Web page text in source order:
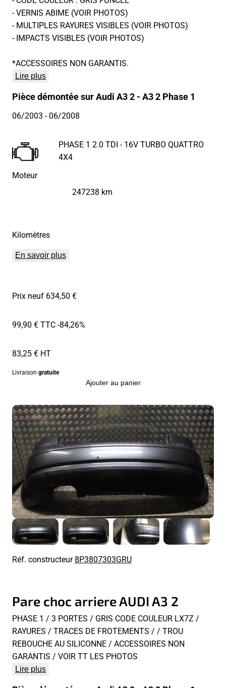
- VERNIS ABIME (VOIR PHOTOS)
- MULTIPLES RAYURES VISIBLES (VOIR PHOTOS)
- IMPACTS VISIBLES (VOIR PHOTOS)
*ACCESSOIRES NON GARANTIS.
Lire plus
Pièce démontée sur Audi A3 2 - A3 2 Phase 1
06/2003 - 06/2008
Moteur
PHASE 1 2.0 TDI - 16V TURBO QUATTRO
4X4
Kilomètres
247238 km
En savoir plus
Prix neuf 634,50 €
99,90 € TTC-84,26%
83,25 € HT
Livraison gratuite
Ajouter au panier
Réf. constructeur8P3807303GRU
Pare choc arriere AUDI A3 2
PHASE 1 / 3 PORTES / GRIS CODE COULEUR LX7Z /
RAYURES / TRACES DE FROTEMENTS / / TROU
REBOUCHE AU SILICONNE / ACCESSOIRES NON
GARANTIS / VOIR TT LES PHOTOS
Lire plus